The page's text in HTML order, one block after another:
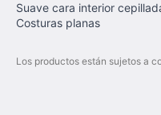
Suave cara interior
Costuras planas
Los productos están sujetos a